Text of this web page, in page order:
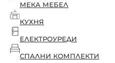
МЕКА МЕБЕЛ
КУХНЯ
ЕЛЕКТРОУРЕДИ
СПАЛНИ КОМПЛЕКТИ